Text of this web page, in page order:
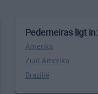
Pederneiras ligt in:
Amerika
Zuid-Amerika
Brazilië